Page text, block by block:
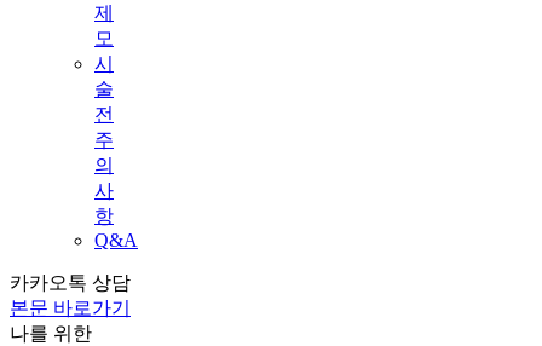
제
모
시
술
전
주
의
사
항
Q&A
카카오톡 상담
본문 바로가기
나를 위한